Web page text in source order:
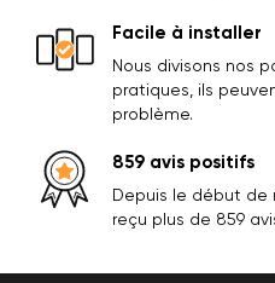
Facile à installer
Nous divisons nos
pratiques, ils
problème.
859 avis positifs
Depuis le début de
reçu plus de 859